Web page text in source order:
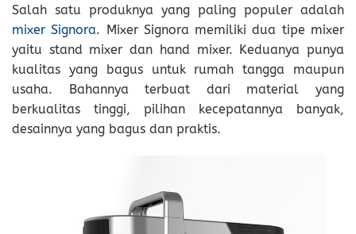
Salah satu produknya yang paling populer adalah
mixer Signora. Mixer Signora memiliki dua tipe mixer
yaitu stand mixer dan hand mixer. Keduanya punya
kualitas yang bagus untuk rumah tangga maupun
usaha. Bahannya terbuat dari material yang
berkualitas tinggi, pilihan kecepatannya banyak,
desainnya yang bagus dan praktis.